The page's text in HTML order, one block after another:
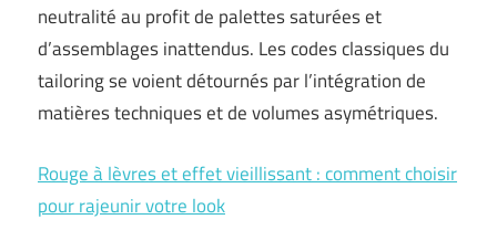
neutralité au profit de palettes saturées et
d’assemblages inattendus. Les codes classiques du
tailoring se voient détournés par l’intégration de
matières techniques et de volumes asymétriques.
Rouge à lèvres et effet vieillissant : comment choisir
pour rajeunir votre look